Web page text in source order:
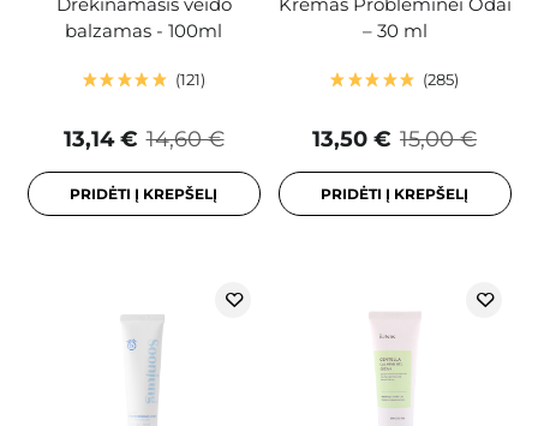
Drėkinamasis veido
balzamas - 100ml
121
14,60 €
13,14 €
PRIDĖTI Į KREPŠELĮ
Kremas Probleminei Odai
– 30 ml
285
15,00 €
13,50 €
PRIDĖTI Į KREPŠELĮ